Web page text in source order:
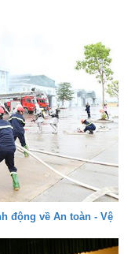
động về An toàn - Vệ